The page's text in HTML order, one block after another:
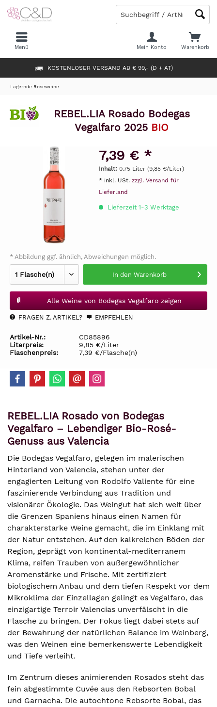
KOSTENLOSER VERSAND AB € 99,- (D + AT)
Warenkorb
Mein Konto
Menü
Lagernde Roseweine
REBEL.LIA Rosado Bodegas
Vegalfaro 2025 BIO
7,39 € *
Inhalt: 0.75 Liter (9,85 €/Liter)
* inkl. USt. zzgl. Versand für
Lieferland
Lieferzeit 1-3 Werktage
* Abbildung ggf. ähnlich, Abweichungen möglich.
In den Warenkorb
Alle Weine von Bodegas Vegalfaro zeigen
FRAGEN Z. ARTIKEL? EMPFEHLEN
Artikel-Nr.:
CD85896
Literpreis:
9,85 €/Liter
Flaschenpreis:
7,39 €/Flasche(n)
REBEL.LIA Rosado von Bodegas
Vegalfaro – Lebendiger Bio-Rosé-
Genuss aus Valencia
Die Bodegas Vegalfaro, gelegen im malerischen
Hinterland von Valencia, stehen unter der
engagierten Leitung von Rodolfo Valiente für eine
faszinierende Verbindung aus Tradition und
visionärer Ökologie. Das Weingut hat sich weit über
die Grenzen Spaniens hinaus einen Namen für
charakterstarke Weine gemacht, die im Einklang mit
der Natur entstehen. Auf den kalkreichen Böden der
Region, geprägt von kontinental-mediterranem
Klima, reifen Trauben von außergewöhnlicher
Aromenstärke und Frische. Mit zertifiziert
biologischem Anbau und dem tiefen Respekt vor dem
Mikroklima der Einzellagen gelingt es Vegalfaro, das
einzigartige Terroir Valencias unverfälscht in die
Flasche zu bringen. Der Fokus liegt dabei stets auf
der Bewahrung der natürlichen Balance im Weinberg,
was den Weinen eine bemerkenswerte Lebendigkeit
und Tiefe verleiht.
Im Zentrum dieses animierenden Rosados steht das
fein abgestimmte Cuvée aus den Rebsorten Bobal
und Garnacha. Die autochtone Rebsorte Bobal, das